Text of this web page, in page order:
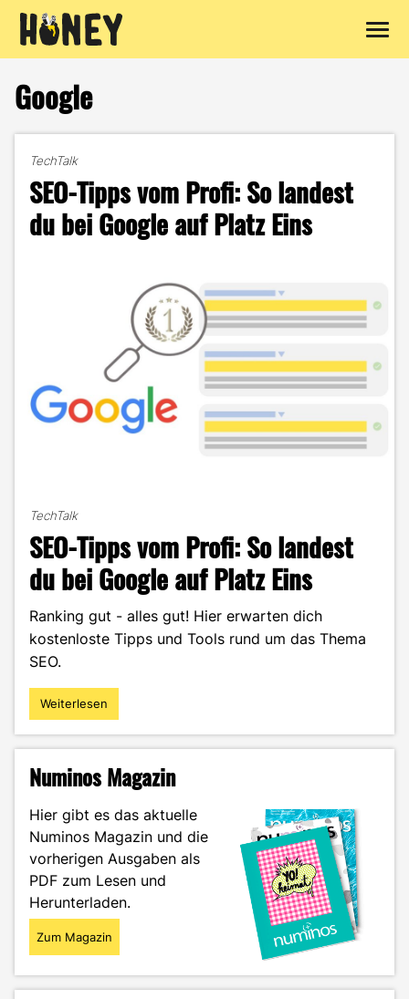
Inhalt
springen
Google
TechTalk
SEO-Tipps vom Profi: So landest
du bei Google auf Platz Eins
TechTalk
SEO-Tipps vom Profi: So landest
du bei Google auf Platz Eins
Ranking gut - alles gut! Hier erwarten dich
kostenloste Tipps und Tools rund um das Thema
SEO.
"SEO-
Tipps
So
du
bei
Google
auf
Platz
Eins"
Weiterlesen
Numinos Magazin
Hier gibt es das aktuelle
Numinos Magazin und die
vorherigen Ausgaben als
PDF zum Lesen und
Herunterladen.
Zum Magazin